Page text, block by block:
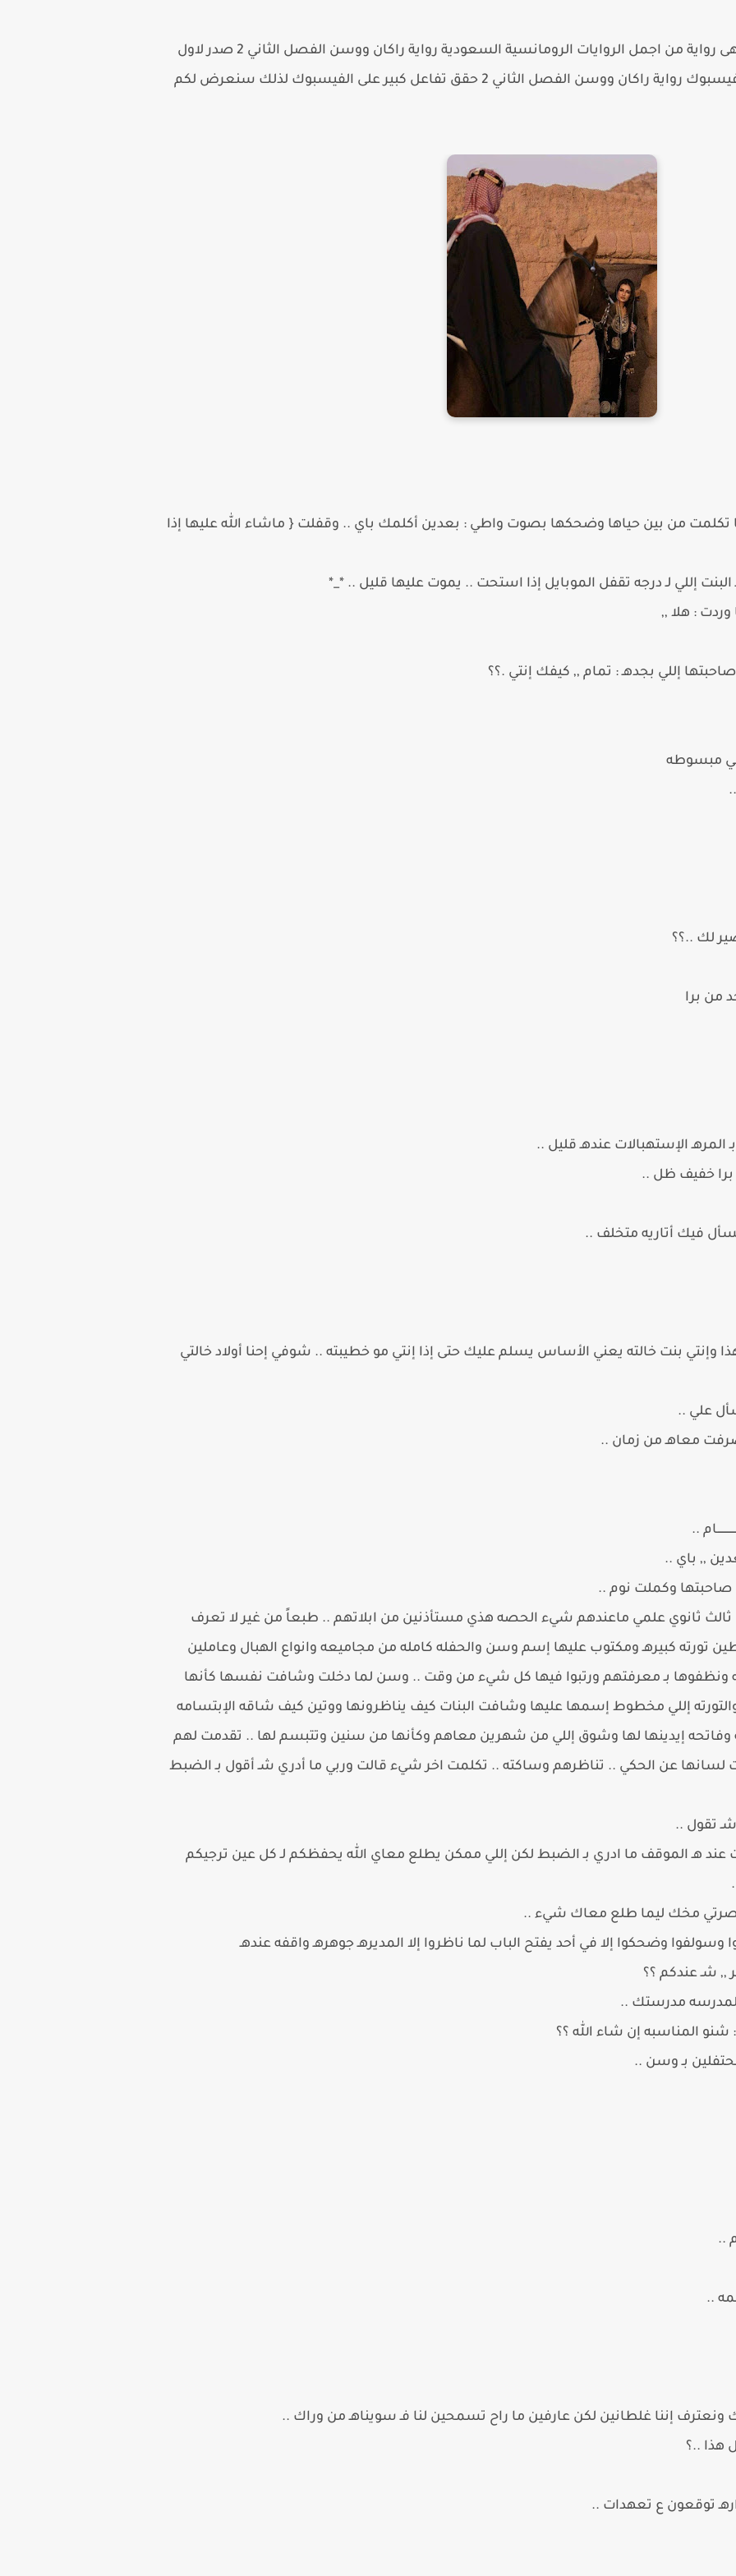
رواية راكان ووسن الفصل الثاني 2 هى رواية من اجمل الروايات الرومانسية السعودية رواية راكان ووسن الفصل الثاني 2 صدر لاول
مرة على موقع التواصل الاجتماعى فيسبوك رواية راكان ووسن الفصل الثاني 2 حقق تفاعل كبير على الفيسبوك لذلك سنعرض لكم
من بين حياها وضحكها بصوت واطي : بعدين أكلمك باي .. وقفلت { ماشاء الله عليها إذا
إللي لـ درجه تقفل الموبايل إذا استحت .. يموت عليها قليل .. *_*
: هلا ,,
إللي بجدهـ : تمام ,, كيفك إنتي .؟؟
مبسوطه
لك ..؟؟
من برا
الإستهبالات عندهـ قليل ..
برا خفيف ظل ..
فيك أتاريه متخلف ..
بنت خالته يعني الأساس يسلم عليك حتى إذا إنتي مو خطيبته .. شوفي إحنا أولاد خالتي
علي ..
معاهـ من زمان ..
..
,, باي ..
صاحبتها وكملت نوم ..
ثانوي علمي ماعندهم شيء الحصه هذي مستأذنين من ابلاتهم .. طبعاً من غير لا تعرف
تورته كبيرهـ ومكتوب عليها إسم وسن والحفله كامله من مجاميعه وانواع الهبال وعاملين
ونظفوها بـ معرفتهم ورتبوا فيها كل شيء من وقت .. وسن لما دخلت وشافت نفسها كأنها
إللي مخطوط إسمها عليها وشافت البنات كيف يناظرونها ووتين كيف شاقه الإبتسامه
وفاتحه إيدينها لها وشوق إللي من شهرين معاهم وكأنها من سنين وتتبسم لها .. تقدمت لهم
لسانها عن الحكي .. تناظرهم وساكته .. تكلمت اخر شيء قالت وربي ما أدري شـ أقول بـ الضبط
تقول ..
هـ الموقف ما ادري بـ الضبط لكن إللي ممكن يطلع معاي الله يحفظكم لـ كل عين ترجيكم
مخك ليما طلع معاك شيء ..
وضحكوا إلا في أحد يفتح الباب لما ناظروا إلا المديرهـ جوهرهـ واقفه عندهـ
,, شـ عندكم ؟؟
المدرسه مدرستك ..
المناسبه إن شاء الله ؟؟
بـ وسن ..
..
..
ونعترف إننا غلطانين لكن عارفين ما راح تسمحين لنا فـ سويناهـ من وراك ..
هذا ..؟
توقعون ع تعهدات ..